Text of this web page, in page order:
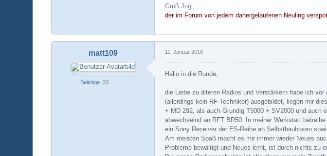
Gruß Jogi,
der im Forum von jedem dahergelaufenen Neuling
matt109
Beiträge 33
11. Januar 2018
Hallo in die Runde,
die Liebe zu älteren Radios und Verstärkern habe ich
(allerdings kein RF-Techniker) ausgebildet, liegen mir
+ MD 292, als auch Grundig T5000 + SV2000 und auch
abwechselnd an RFT BR50. In meiner Werkstatt
ein Sony Receiver der ES-Reihe an Selbstbauboxen
Am meisten Spaß macht es mir immer wieder Neues
Probleme bewältigt und Neues lernt, ist durch nichts zu